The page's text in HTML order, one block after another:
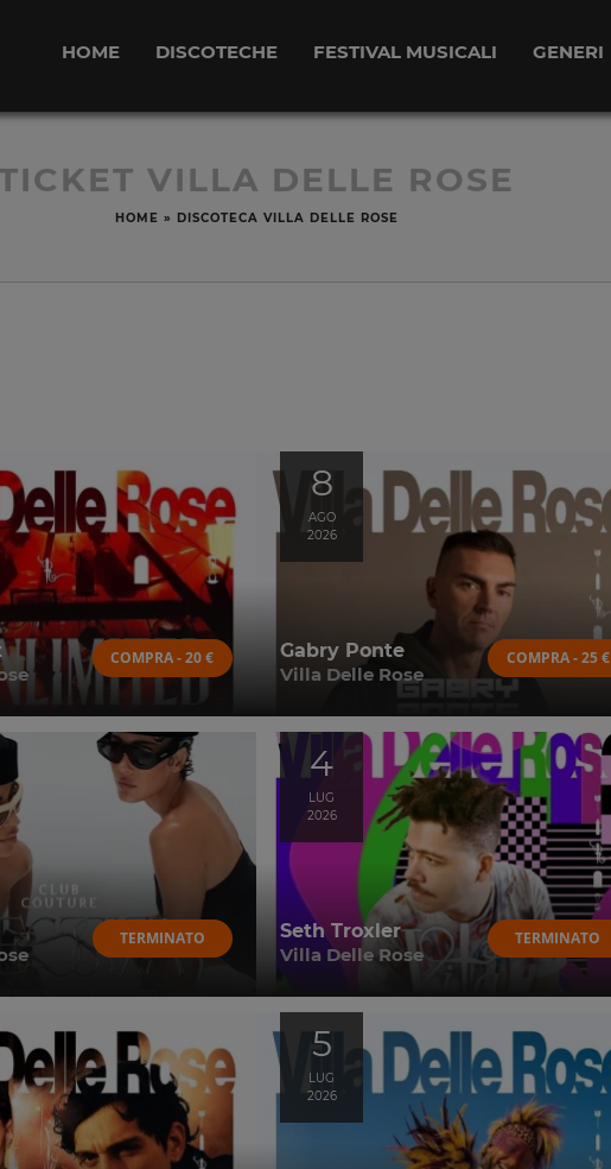
HOME DISCOTECHE FESTIVAL MUSICALI GENERI
VILLA DELLE ROSE
HOME » DISCOTECA VILLA DELLE ROSE
COMPRA - 20 €
8
AGO
2026
Gabry Ponte
Villa Delle Rose
COMPRA - 25 €
TERMINATO
4
LUG
2026
Seth Troxler
Villa Delle Rose
TERMINATO
5
LUG
2026